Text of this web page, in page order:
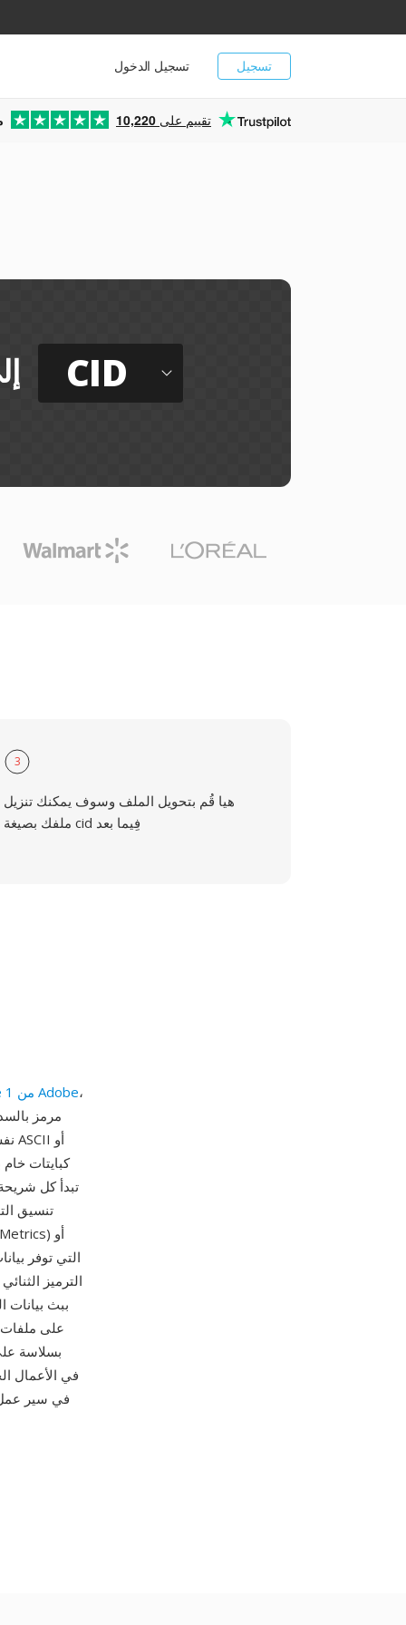
تسجيل تسجيل الدخول
10,220 تقييم على
CID
3
هيا قُم بتحويل الملف وسوف يمكنك تنزيل
ملفك بصيغة cid فِيما بعد
PostScript Type 1 من Adobe،